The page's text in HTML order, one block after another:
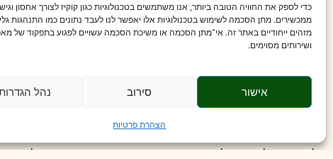
כדי לספק את החוויה הטובה ביותר, אנו משתמשים בטכנולוגיות כגון קוקיז לצורך אחסון
ממכשירים. מתן הסכמה לשימוש בטכנולוגיות אלו יאפשר לנו לעבד נתונים כמו התנהגות
מזהים ייחודיים באתר זה. אי־מתן הסכמה או משיכת הסכמה עשויים לפגוע בתפקוד של
ושירותים מסוימים.
אישור סירוב נהל
הצהרת פרטיות
ירקות לא עמילניים כמו עלים ירוקים, גזר ופלפלים הם
ג'ל, שיכול לעזור לרכך את הצואה ולקדם יציאות
הסיבים חיוניים לשמירה על בריאות המעי, ומחקר זה
לעומת זאת ירקות עמילניים, כגון תפוחי אדמה, לא
מערבית לא בריאה בצורה של
להשפיע לרעה עלמיקרוביוםהמעי, ובעקבות זאת לתרום